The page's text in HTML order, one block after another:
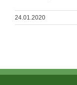
24.01.2020